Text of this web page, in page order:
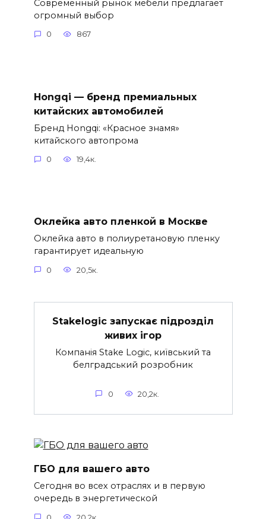
Современный рынок мебели предлагает
огромный выбор
0 867
Hongqi — бренд премиальных
китайских автомобилей
Бренд Hongqi: «Красное знамя»
китайского автопрома
0 19,4к.
Оклейка авто пленкой в Москве
Оклейка авто в полиуретановую пленку
гарантирует идеальную
0 20,5к.
Stakelogic запускає підрозділ
живих ігор
Компанія Stake Logic, київський та
белградський розробник
0 20,2к.
ГБО для вашего авто
Сегодня во всех отраслях и в первую
очередь в энергетической